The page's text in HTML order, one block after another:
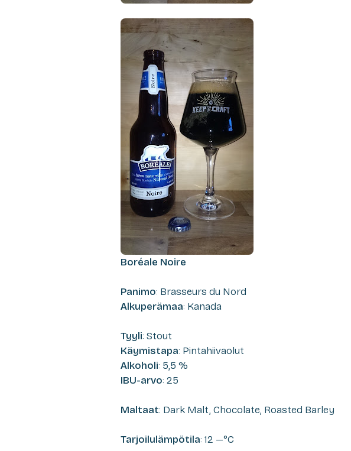
Boréale Noire
Panimo: Brasseurs du Nord
Alkuperämaa: Kanada
Tyyli: Stout
Käymistapa: Pintahiivaolut
Alkoholi: 5,5 %
IBU-arvo: 25
Maltaat: Dark Malt, Chocolate, Roasted Barley
Tarjoilulämpötila: 12 —°C